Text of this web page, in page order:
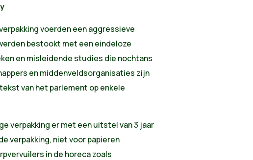
voerden een aggressieve
bestookt met een eindeloze
en misleidende studies die nochtans
en middenveldsorganisaties zijn
van het parlement op enkele
verpakking er met een uitstel van 3 jaar
verpakking, niet voor papieren
in de horeca zoals